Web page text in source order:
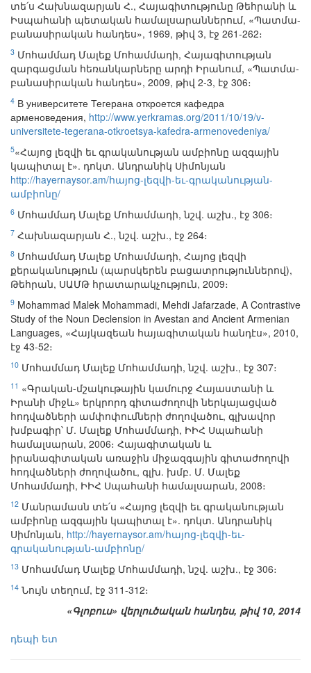
տե՛ս Հախնազարյան Հ., Հայագիտությունը Թեհրանի և
Իսպահանի պետական համալսարաններում, «Պատմա-
բանասիրական հանդես», 1969, թիվ 3, էջ 261-262։
3 Մոհամմադ Մալեք Մոհամմադի, Հայագիտության
զարգացման հեռանկարները արդի Իրանում, «Պատմա-
բանասիրական հանդես», 2009, թիվ 2-3, էջ 306։
4 В университете Тегерана откроется кафедра
арменоведения, http://www.yerkramas.org/2011/10/19/v-
universitete-tegerana-otkroetsya-kafedra-armenovedeniya/
5«Հայոց լեզվի եւ գրականության ամբիոնը ազգային
կապիտալ է». դոկտ. Անդրանիկ Սիմոնյան
http://hayernaysor.am/հայոց-լեզվի-եւ-գրականության-
ամբիոնը/
6 Մոհամմադ Մալեք Մոհամմադի, նշվ. աշխ., էջ 306։
7 Հախնազարյան Հ., նշվ. աշխ., էջ 264։
8 Մոհամմադ Մալեք Մոհամմադի, Հայոց լեզվի
քերականություն (պարսկերեն բացատրություններով),
Թեհրան, ՍԱՄԹ հրատարակչություն, 2009։
9 Mohammad Malek Mohammadi, Mehdi Jafarzade, A Contrastive
Study of the Noun Declension in Avestan and Ancient Armenian
Languages, «Հայկազեան հայագիտական հանդէս», 2010,
էջ 43-52։
10 Մոհամմադ Մալեք Մոհամմադի, նշվ. աշխ., էջ 307։
11 «Գրական-մշակութային կամուրջ Հայաստանի և
Իրանի միջև» երկրորդ գիտաժողովի ներկայացված
հոդվածների ամփոփումների ժողովածու, գլխավոր
խմբագիր՝ Մ. Մալեք Մոհամմադի, ԻԻՀ Սպահանի
համալսարան, 2006։ Հայագիտական և
իրանագիտական առաջին միջազգային գիտաժողովի
հոդվածների ժողովածու, գլխ. խմբ. Մ. Մալեք
Մոհամմադի, ԻԻՀ Սպահանի համալսարան, 2008։
12 Մանրամասն տե՛ս «Հայոց լեզվի եւ գրականության
ամբիոնը ազգային կապիտալ է». դոկտ. Անդրանիկ
Սիմոնյան, http://hayernaysor.am/հայոց-լեզվի-եւ-
գրականության-ամբիոնը/
13 Մոհամմադ Մալեք Մոհամմադի, նշվ. աշխ., էջ 306։
14 Նույն տեղում, էջ 311-312։
«Գլոբուս» վերլուծական հանդես, թիվ 10, 2014
դեպի ետ